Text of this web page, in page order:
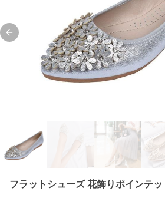
Previous slide
フラットシューズ 花飾りポインテ